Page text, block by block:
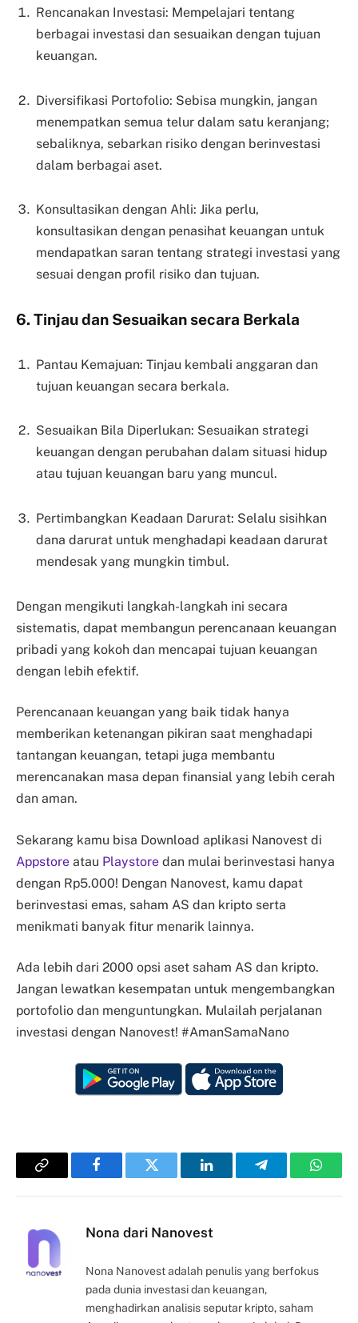
Rencanakan Investasi: Mempelajari tentang
berbagai investasi dan sesuaikan dengan tujuan
keuangan.
Diversifikasi Portofolio: Sebisa mungkin, jangan
menempatkan semua telur dalam satu keranjang;
sebaliknya, sebarkan risiko dengan berinvestasi
dalam berbagai aset.
Konsultasikan dengan Ahli: Jika perlu,
konsultasikan dengan penasihat keuangan untuk
mendapatkan saran tentang strategi investasi yang
sesuai dengan profil risiko dan tujuan.
6. Tinjau dan Sesuaikan secara Berkala
Pantau Kemajuan: Tinjau kembali anggaran dan
tujuan keuangan secara berkala.
Sesuaikan Bila Diperlukan: Sesuaikan strategi
keuangan dengan perubahan dalam situasi hidup
atau tujuan keuangan baru yang muncul.
Pertimbangkan Keadaan Darurat: Selalu sisihkan
dana darurat untuk menghadapi keadaan darurat
mendesak yang mungkin timbul.
Dengan mengikuti langkah-langkah ini secara
sistematis, dapat membangun perencanaan keuangan
pribadi yang kokoh dan mencapai tujuan keuangan
dengan lebih efektif.
Perencanaan keuangan yang baik tidak hanya
memberikan ketenangan pikiran saat menghadapi
tantangan keuangan, tetapi juga membantu
merencanakan masa depan finansial yang lebih cerah
dan aman.
Sekarang kamu bisa Download aplikasi Nanovest di
Appstore atau Playstore dan mulai berinvestasi hanya
dengan Rp5.000! Dengan Nanovest, kamu dapat
berinvestasi emas, saham AS dan kripto serta
menikmati banyak fitur menarik lainnya.
Ada lebih dari 2000 opsi aset saham AS dan kripto.
Jangan lewatkan kesempatan untuk mengembangkan
portofolio dan menguntungkan. Mulailah perjalanan
investasi dengan Nanovest! #AmanSamaNano
Copy
FacebookTwitter LinkedInTelegram
Nona dari Nanovest
Nona Nanovest adalah penulis yang berfokus
pada dunia investasi dan keuangan,
menghadirkan analisis seputar kripto, saham